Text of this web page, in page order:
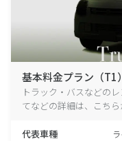
基本料金プラン（T1）
トラック・バスなどの
てなどの詳細は、こちら
代表車種